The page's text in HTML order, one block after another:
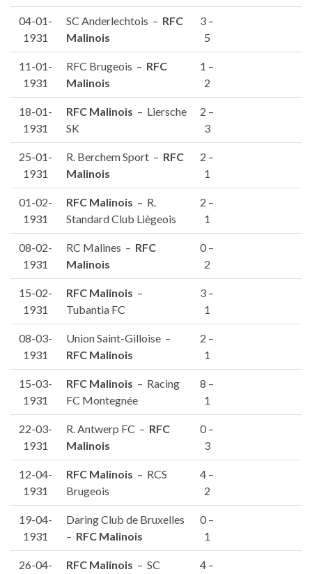
04-01-
1931
SC Anderlechtois – RFC
Malinois
3 –
5
11-01-
1931
RFC Brugeois – RFC
Malinois
1 –
2
18-01-
1931
RFC Malinois – Liersche
SK
2 –
3
25-01-
1931
R. Berchem Sport – RFC
Malinois
2 –
1
01-02-
1931
RFC Malinois – R.
Standard Club Liègeois
2 –
1
08-02-
1931
RC Malines – RFC
Malinois
0 –
2
15-02-
1931
RFC Malinois –
Tubantia FC
3 –
1
08-03-
1931
Union Saint-Gilloise –
RFC Malinois
2 –
1
15-03-
1931
RFC Malinois – Racing
FC Montegnée
8 –
1
22-03-
1931
R. Antwerp FC – RFC
Malinois
0 –
3
12-04-
1931
RFC Malinois – RCS
Brugeois
4 –
2
19-04-
1931
Daring Club de Bruxelles
– RFC Malinois
0 –
1
26-04-
RFC Malinois – SC
4 –